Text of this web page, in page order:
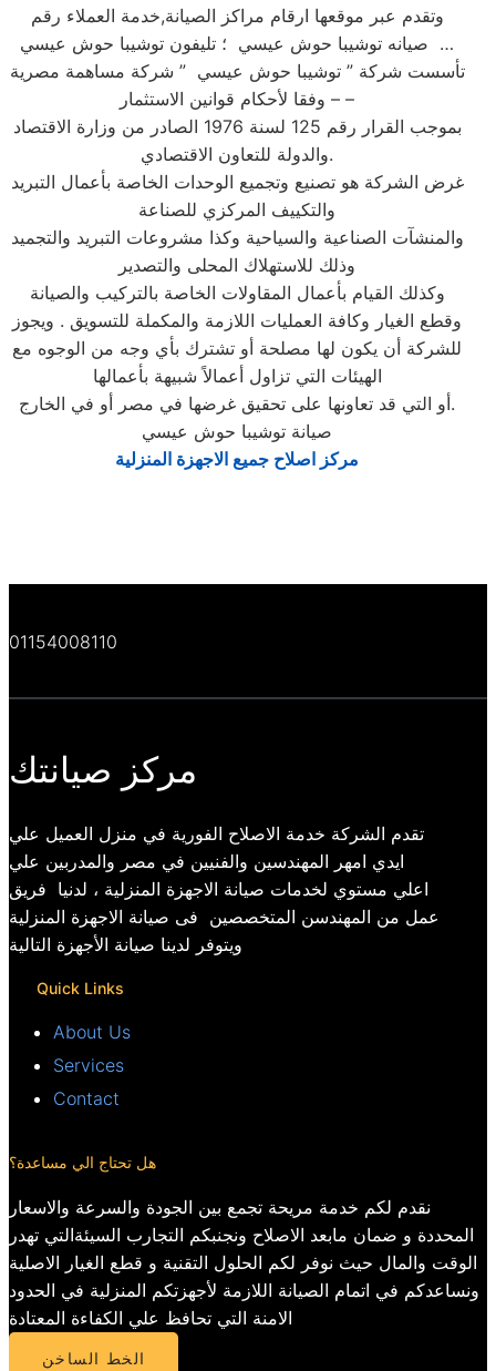
وتقدم عبر موقعها ارقام مراكز الصيانة,خدمة العملاء رقم
صيانه توشيبا حوش عيسي ؛ تليفون توشيبا حوش عيسي …
تأسست شركة ” توشيبا حوش عيسي ” شركة مساهمة مصرية
– وفقا لأحكام قوانين الاستثمار –
بموجب القرار رقم 125 لسنة 1976 الصادر من وزارة الاقتصاد
والدولة للتعاون الاقتصادي.
غرض الشركة هو تصنيع وتجميع الوحدات الخاصة بأعمال التبريد
والتكييف المركزي للصناعة
والمنشآت الصناعية والسياحية وكذا مشروعات التبريد والتجميد
وذلك للاستهلاك المحلى والتصدير
وكذلك القيام بأعمال المقاولات الخاصة بالتركيب والصيانة
وقطع الغيار وكافة العمليات اللازمة والمكملة للتسويق . ويجوز
للشركة أن يكون لها مصلحة أو تشترك بأي وجه من الوجوه مع
الهيئات التي تزاول أعمالاً شبيهة بأعمالها
أو التي قد تعاونها على تحقيق غرضها في مصر أو في الخارج.
صيانة توشيبا حوش عيسي
مركز اصلاح جميع الاجهزة المنزلية
01154008110
مركز صيانتك
تقدم الشركة خدمة الاصلاح الفورية في منزل العميل علي
ايدي امهر المهندسين والفنيين في مصر والمدربين علي
اعلي مستوي لخدمات صيانة الاجهزة المنزلية ، لدنيا فريق
عمل من المهندسن المتخصصين فى صيانة الاجهزة المنزلية
ويتوفر لدينا صيانة الأجهزة التالية
Quick Links
About Us
Services
Contact
هل تحتاج الي مساعدة؟
نقدم لكم خدمة مريحة تجمع بين الجودة والسرعة والاسعار
المحددة و ضمان مابعد الاصلاح ونجنبكم التجارب السيئةالتي تهدر
الوقت والمال حيث نوفر لكم الحلول التقنية و قطع الغيار الاصلية
ونساعدكم في اتمام الصيانة اللازمة لأجهزتكم المنزلية في الحدود
الامنة التي تحافظ علي الكفاءة المعتادة
الخط الساخن